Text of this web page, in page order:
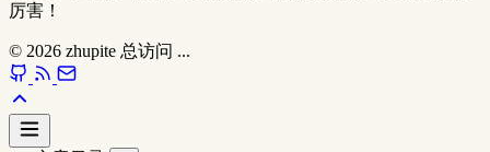
厉害！
© 2026 zhupite 总访问 ...